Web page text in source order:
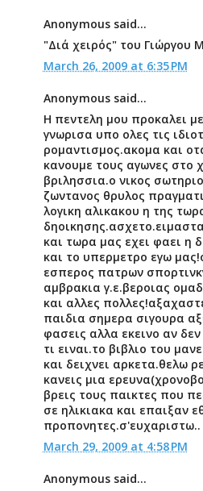
Anonymous said...
"Διά χειρός" του Γιώργου
March 26, 2009 at 6:35 PM
Anonymous said...
Η πεντελη μου προκαλει
γνωρισα υπο ολες τις
ρομαντισμος.ακομα και
κανουμε τους αγωνες στο
βριλησσια.ο νικος
ζωντανος θρυλος
λογικη αλικακου η της
και τωρα μας εχει φαει η
και το υπερμετρο εγω
εσπερος πατρων
αμβρακια γ.ε.βεροιας
και αλλες
παιδια σημερα σιγουρα
φασεις αλλα εκεινο αν δεν
τι ειναι.το βιβλιο του
και δειχνει αρκετα.θελω
κανεις μια
βρεις τους παικτες που
σε ηλικιακα και επαιξαν
προπονητες.σ'ευχαριστω..
March 29, 2009 at 4:58 PM
Anonymous said...